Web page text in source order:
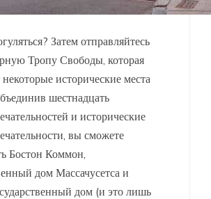
Затем отправляйтесь
Тропу Свободы, которая
некоторые исторические места
шестнадцать
и исторические
вы сможете
Бостон Коммон,
дом Массачусетса и
дом (и это лишь